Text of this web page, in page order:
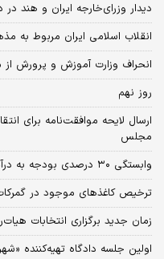
دیدار وزرای‌خارجه ایران و هند
انقلاب اسلامی ایران مربوط
انحراف وزارت آموزش و پرورش
روز نهم
ارسال لایحه موافقت‌نامه برای
مجلس
وابستگی ۳۰ درصدی بودجه به درآمد‌های نفتی
ترخیص کاغذهای موجود در گمرکات تا ۲ هفته
زمان جدید برگزاری انتخابات
اولین جلسه دادگاه تهیه‌کننده